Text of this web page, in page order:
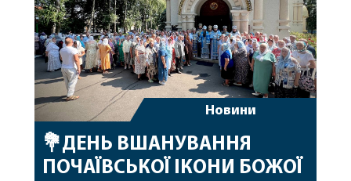
Новини
💐ДЕНЬ ВШАНУВАННЯ
ПОЧАЇВСЬКОЇ ІКОНИ БОЖОЇ